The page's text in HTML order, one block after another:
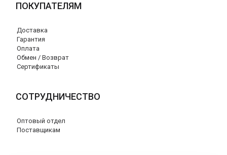
ПОКУПАТЕЛЯМ
Доставка
Гарантия
Оплата
Обмен / Возврат
Сертификаты
СОТРУДНИЧЕСТВО
Оптовый отдел
Поставщикам